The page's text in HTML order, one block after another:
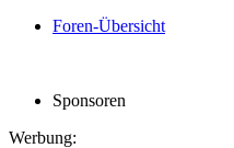
Foren-Übersicht
Sponsoren
Werbung: